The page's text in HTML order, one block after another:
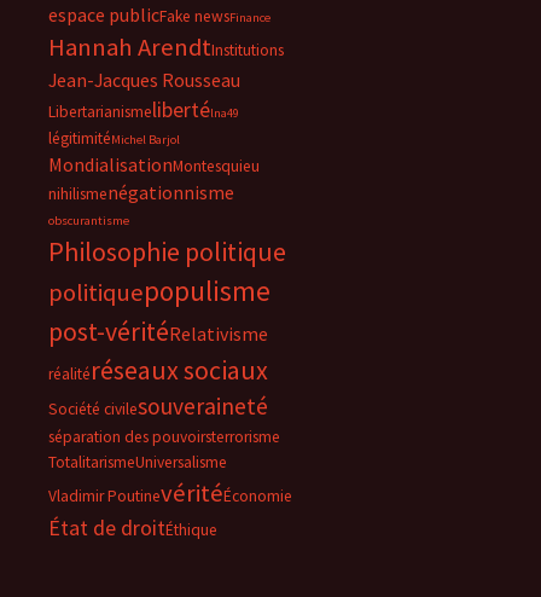
espace publicFake newsFinance
Hannah ArendtInstitutions
Jean-Jacques Rousseau
Libertarianismelibertélna49
légitimitéMichel Barjol
MondialisationMontesquieu
nihilismenégationnisme
obscurantisme
Philosophie politique
politiquepopulisme
post-véritéRelativisme
réalitéréseaux sociaux
Société civilesouveraineté
séparation des pouvoirsterrorisme
TotalitarismeUniversalisme
Vladimir PoutinevéritéÉconomie
État de droitÉthique